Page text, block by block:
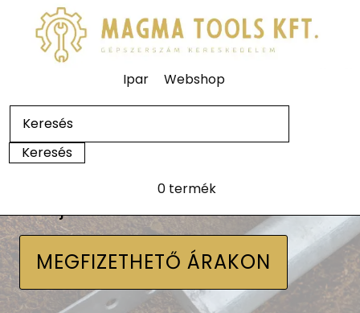
Ipar Webshop
0 termék
MEGFIZETHETŐ ÁRAKON